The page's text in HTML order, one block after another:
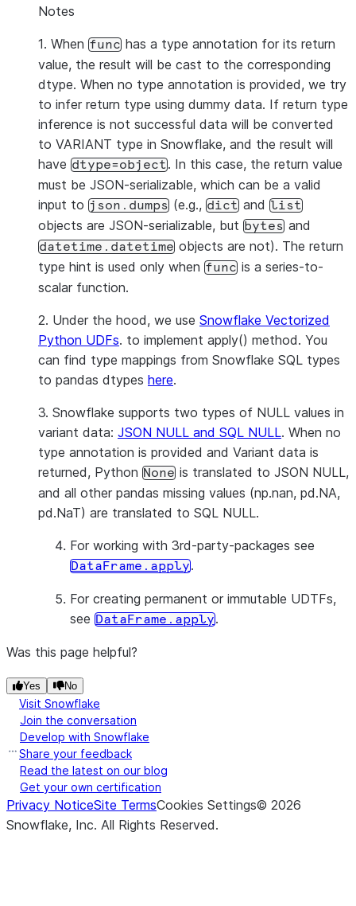
Notes
1. When func has a type annotation for its return
value, the result will be cast to the corresponding
dtype. When no type annotation is provided, we try
to infer return type using dummy data. If return type
inference is not successful data will be converted
to VARIANT type in Snowflake, and the result will
have dtype=object. In this case, the return value
must be JSON-serializable, which can be a valid
input to json.dumps (e.g., dict and list
objects are JSON-serializable, but bytes and
datetime.datetime objects are not). The return
type hint is used only when func is a series-to-
scalar function.
2. Under the hood, we use Snowflake Vectorized
Python UDFs. to implement apply() method. You
can find type mappings from Snowflake SQL types
to pandas dtypes here.
3. Snowflake supports two types of NULL values in
variant data: JSON NULL and SQL NULL. When no
type annotation is provided and Variant data is
returned, Python None is translated to JSON NULL,
and all other pandas missing values (np.nan, pd.NA,
pd.NaT) are translated to SQL NULL.
For working with 3rd-party-packages see
DataFrame.apply.
For creating permanent or immutable UDTFs,
see DataFrame.apply.
Was this page helpful?
Yes No
Visit Snowflake
Join the conversation
Develop with Snowflake
Share your feedback
Read the latest on our blog
Get your own certification
Privacy NoticeSite TermsCookies Settings© 2026
Snowflake, Inc. All Rights Reserved.